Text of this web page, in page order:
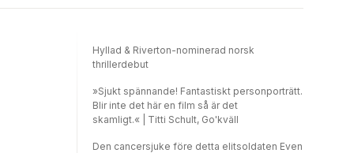
Hyllad & Riverton-nominerad norsk
thrillerdebut
»Sjukt spännande! Fantastiskt personporträtt.
Blir inte det här en film så är det
skamligt.« | Titti Schult, Go'kväll
Den cancersjuke före detta elitsoldaten Even